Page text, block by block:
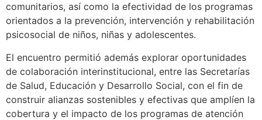
comunitarios, así como la efectividad de los programas
orientados a la prevención, intervención y rehabilitación
psicosocial de niños, niñas y adolescentes.
El encuentro permitió además explorar oportunidades
de colaboración interinstitucional, entre las Secretarías
de Salud, Educación y Desarrollo Social, con el fin de
construir alianzas sostenibles y efectivas que amplíen la
cobertura y el impacto de los programas de atención